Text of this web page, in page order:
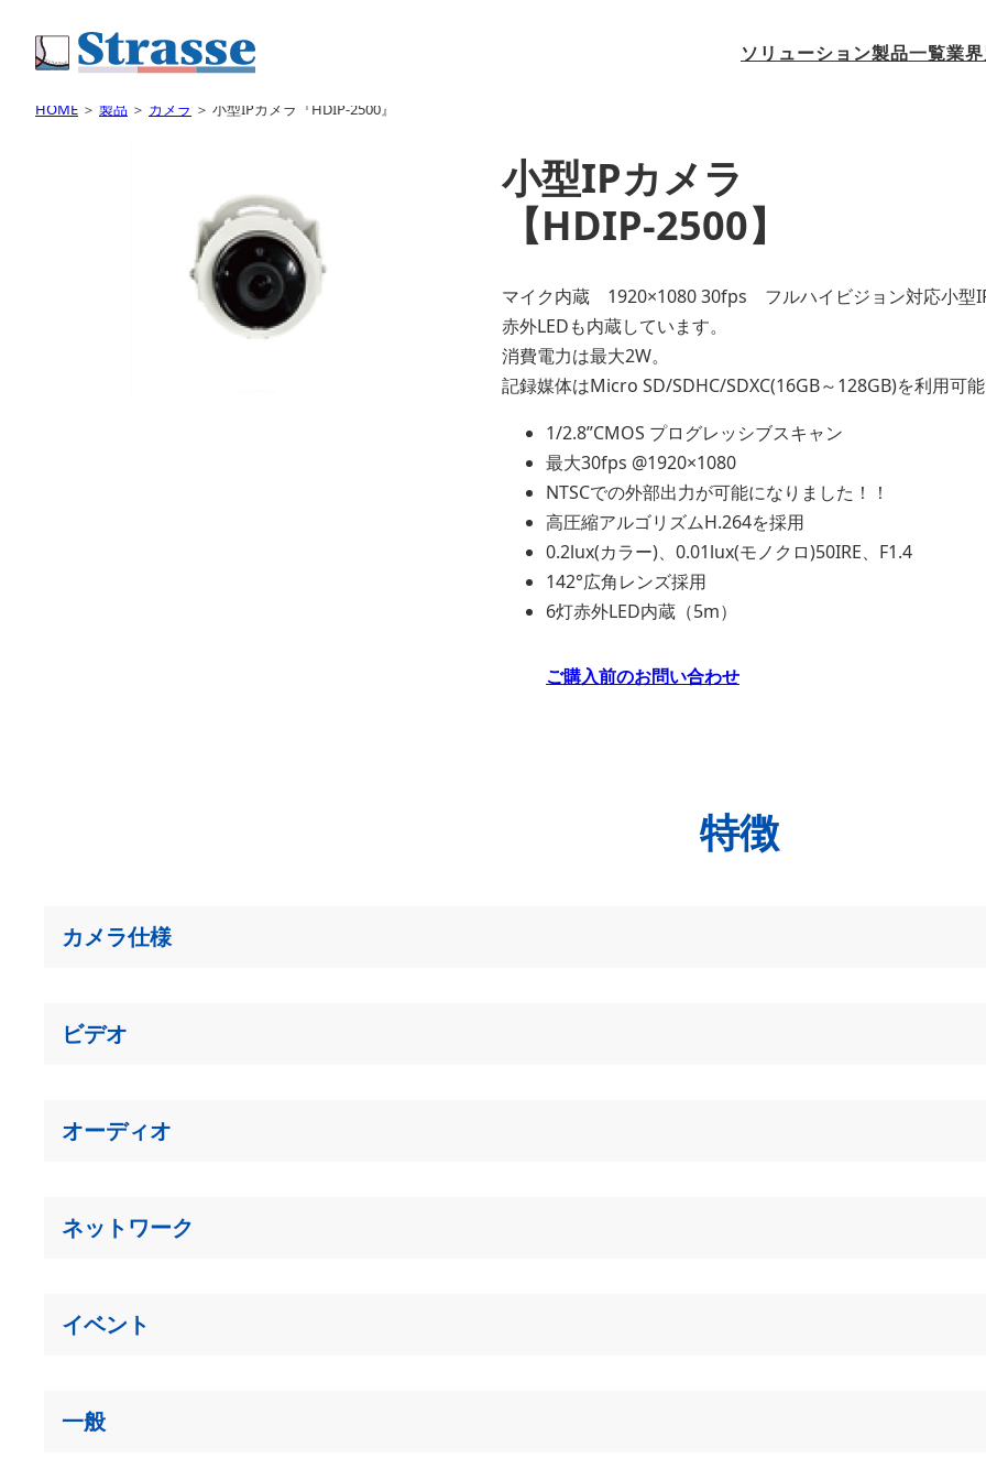
ソリューション製品一覧業
HOME ＞ 製品 ＞ カメラ ＞ 小型IPカメラ『HDIP-2500』
小型IPカメラ
【HDIP-2500】
マイク内蔵 1920×1080 30fps フルハイビジョン対応小型
赤外LEDも内蔵しています。
消費電力は最大2W。
記録媒体はMicro SD/SDHC/SDXC(16GB～128GB)を利用可
1/2.8”CMOS プログレッシブスキャン
最大30fps @1920×1080
NTSCでの外部出力が可能になりました！！
高圧縮アルゴリズムH.264を採用
0.2lux(カラー)、0.01lux(モノクロ)50IRE、F1.4
142°広角レンズ採用
6灯赤外LED内蔵（5m）
ご購入前のお問い合わせ
特徴
カメラ仕様
ビデオ
オーディオ
ネットワーク
イベント
一般